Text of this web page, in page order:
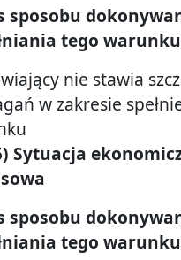
sposobu
tego warunku
nie stawia
w zakresie
Sytuacja
sposobu
tego warunku